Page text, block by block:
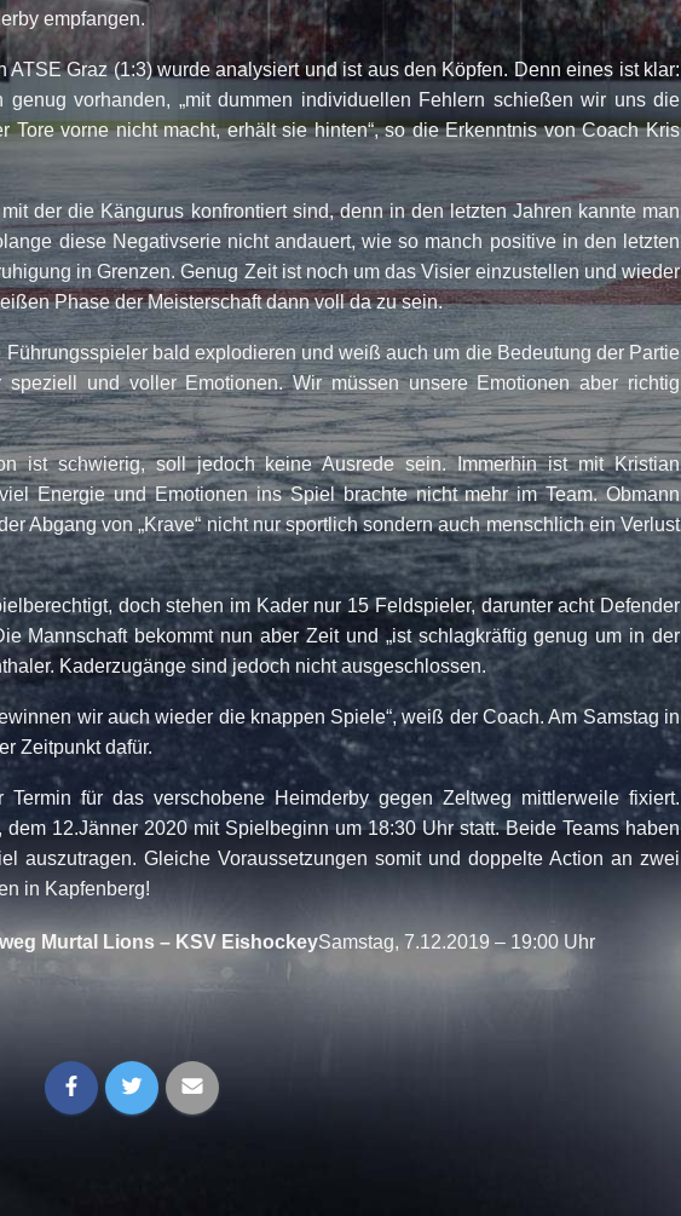
empfangen.
ATSE Graz (1:3) wurde analysiert und ist aus den Köpfen. Denn eines ist klar:
genug vorhanden, „mit dummen individuellen Fehlern schießen wir uns die
Tore vorne nicht macht, erhält sie hinten“, so die Erkenntnis von Coach Kris
der die Kängurus konfrontiert sind, denn in den letzten Jahren kannte man
diese Negativserie nicht andauert, wie so manch positive in den letzten
in Grenzen. Genug Zeit ist noch um das Visier einzustellen und wieder
Phase der Meisterschaft dann voll da zu sein.
Führungsspieler bald explodieren und weiß auch um die Bedeutung der Partie
speziell und voller Emotionen. Wir müssen unsere Emotionen aber richtig
ist schwierig, soll jedoch keine Ausrede sein. Immerhin ist mit Kristian
Energie und Emotionen ins Spiel brachte nicht mehr im Team. Obmann
Abgang von „Krave“ nicht nur sportlich sondern auch menschlich ein Verlust
doch stehen im Kader nur 15 Feldspieler, darunter acht Defender
Mannschaft bekommt nun aber Zeit und „ist schlagkräftig genug um in der
Kaderzugänge sind jedoch nicht ausgeschlossen.
wir auch wieder die knappen Spiele“, weiß der Coach. Am Samstag in
Zeitpunkt dafür.
Termin für das verschobene Heimderby gegen Zeltweg mittlerweile fixiert.
12.Jänner 2020 mit Spielbeginn um 18:30 Uhr statt. Beide Teams haben
auszutragen. Gleiche Voraussetzungen somit und doppelte Action an zwei
in Kapfenberg!
Murtal Lions – KSV EishockeySamstag, 7.12.2019 – 19:00 Uhr